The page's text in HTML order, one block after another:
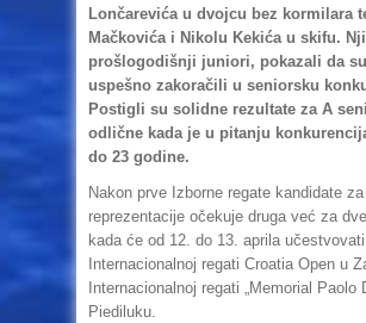
Lončarevića u dvojcu bez kormilara
Mačkovića i Nikolu Kekića u skifu.
prošlogodišnji juniori, pokazali da
uspešno zakoračili u seniorsku
Postigli su solidne rezultate za A
odlične kada je u pitanju
do 23 godine.
Nakon prve Izborne regate kandidate
reprezentacije očekuje druga već za
kada će od 12. do 13. aprila
Internacionalnoj regati Croatia Open u
Internacionalnoj regati „Memorial Paolo
Piediluku.